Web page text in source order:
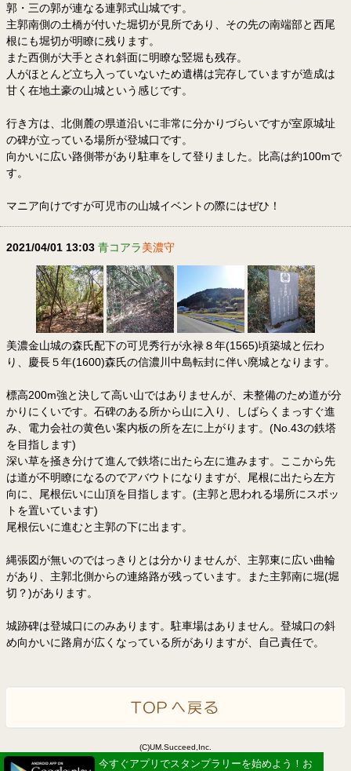
郭・三の郭が連なる連郭式山城です。
主郭南側の土橋が付いた堀切が見所であり、その先の南端部と西尾
根にも堀切が明瞭に残ります。
また西側が大手とされ斜面に明瞭な竪堀も残存。
人がほとんど立ち入っていないため遺構は完存していますが造成は
甘く在地土豪の山城という感じです。
行き方は、北側麓の県道沿いに非常に分かりづらいですが室原城址
の碑が立っている場所が登城口です。
向かいに広い路側帯があり駐車をして登りました。比高は約100mで
す。
マニア向けですが可児市の山城イベントの際にはぜひ！
2021/04/01 13:03 青コアラ美濃守
美濃金山城の森氏配下の可児秀行が永禄８年(1565)頃築城と伝わ
り、慶長５年(1600)森氏の信濃川中島転封に伴い廃城となります。
標高200m強と決して高い山ではありませんが、未整備のため道が分
かりにくいです。石碑のある所から山に入り、しばらくまっすぐ進
み、電力会社の黄色い案内板の所を左に上がります。(No.43の鉄塔
を目指します)
深い草を掻き分けて進んで鉄塔に出たら左に進みます。ここから先
は道が不明瞭になるのでアバウトになりますが、尾根に出たら左方
向に、尾根伝いに山頂を目指します。(主郭と思われる場所にスポッ
トを置いています)
尾根伝いに進むと主郭の下に出ます。
縄張図が無いのではっきりとは分かりませんが、主郭東に広い曲輪
があり、主郭北側からの連絡路が残っています。また主郭南に堀(堀
切？)があります。
城跡碑は登城口にのみあります。駐車場はありません。登城口の斜
め向かいに路肩が広くなっている所がありますが、自己責任で。
(C)UM.Succeed,Inc.
Powered by idea canvas
今すぐアプリでスタンプラリーを始めよう！お